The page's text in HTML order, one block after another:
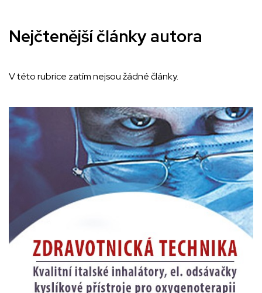
Nejčtenější články autora
V této rubrice zatím nejsou žádné články.